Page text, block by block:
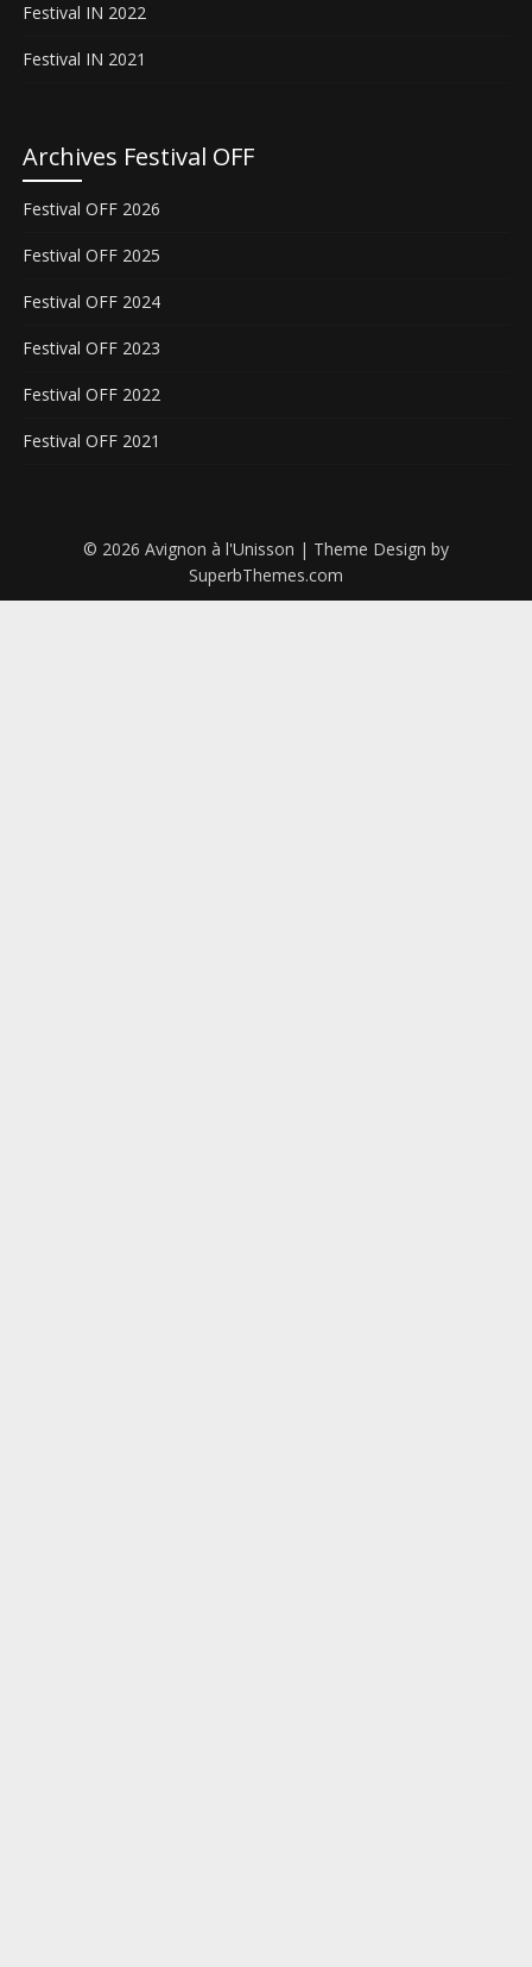
Festival IN 2022
Festival IN 2021
Archives Festival OFF
Festival OFF 2026
Festival OFF 2025
Festival OFF 2024
Festival OFF 2023
Festival OFF 2022
Festival OFF 2021
© 2026 Avignon à l'Unisson | Theme Design by
SuperbThemes.com